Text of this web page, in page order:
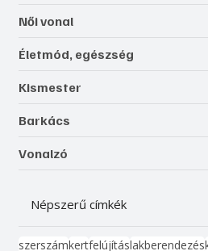
Női vonal
Életmód, egészség
Kismester
Barkács
Vonalzó
Népszerű címkék
szerszámkertfelújításlakberendezés